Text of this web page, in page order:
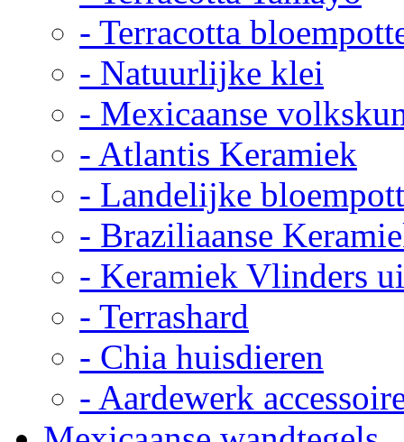
- Terracotta
- Natuurlijke klei
- Mexicaanse
- Atlantis Keramiek
- Landelijke
- Braziliaanse
- Keramiek Vlinders
- Terrashard
- Chia huisdieren
- Aardewerk